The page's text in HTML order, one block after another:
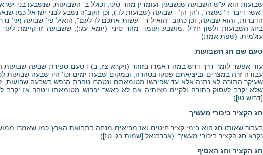
שבועות הוא ע"ש השבועה שנשבעין ועומדין מהר סיני, וכולל ב' השבועות, שנשבעו בני
"אשר דיבר ד' נעשה", ו'הן הן' - שבועה (שבועות לו.), וכן הקב"ה נשבע לבני ישראל כמו
הדברות, והוא שבועה, וכן כתוב "הואיל ד' "עשות אתכם לו לעם", הואיל פי' שבועה (עי'
בחג השבועות ולשון חז"ל .מושבע ועומד מהר סיני' (יומא עג:), ששבועה זו קיימת
עולמית. (שפת אמת)
טעם שם חג השבועות
עוד אפשר לומר דרך דרש במה דאמרו בזוהר (ויקרא צז. ב) דטעם ספירת שבעה שבועות
עבודה זרה במצרים וביציאתם פסקו בטהרה, ובמקום שבעת ימים וכו' היו שבעה שבועות
שעיקר התורה לא נתנה אלא עד שפירשו מטומאתם ונטהרו טהרת הנפש בשבעה שבועות,
שלא יקרב לעסוק בתורה ולקיים מצותיה אם לא כאשר יפרוש מטומאתו ויטהר אז יקרב
[דרוש טו])
חג הקציר ביכורי מעשיך
בעבור שאותו חג הוא בימי קציר חיטים ואז מביאים מנחה בתבואת הארץ כמו שאמרו
נקרא חג הקציר ביכורי מעשיך. (אברבנאל [שמות כג, טז])
חג הקציר וחג האסיף